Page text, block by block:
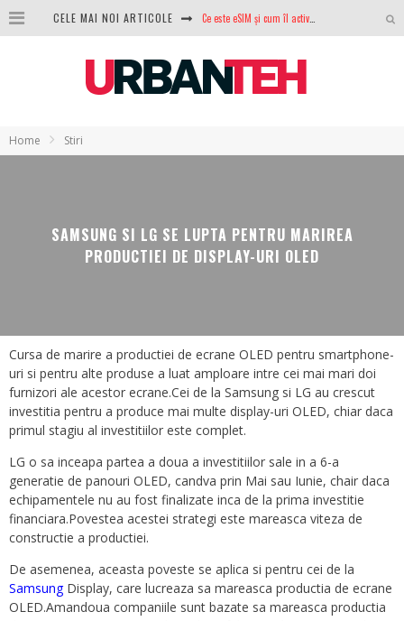
CELE MAI NOI ARTICOLE
GTA VI poate fi precomandat oficial. Rockstar dezvăluie edițiile oficiale și bonusurile pe care le primești
Home Stiri
SAMSUNG SI LG SE LUPTA PENTRU MARIREA
PRODUCTIEI DE DISPLAY-URI OLED
Cursa de marire a productiei de ecrane OLED pentru smartphone-
uri si pentru alte produse a luat amploare intre cei mai mari doi
furnizori ale acestor ecrane.Cei de la Samsung si LG au crescut
investitia pentru a produce mai multe display-uri OLED, chiar daca
primul stagiu al investitiilor este complet.
LG o sa inceapa partea a doua a investitiilor sale in a 6-a
generatie de panouri OLED, candva prin Mai sau Iunie, chair daca
echipamentele nu au fost finalizate inca de la prima investitie
financiara.Povestea acestei strategi este mareasca viteza de
constructie a productiei.
De asemenea, aceasta poveste se aplica si pentru cei de la
SamsungDisplay, care lucreaza sa mareasca productia de ecrane
OLED.Amandoua companiile sunt bazate sa mareasca productia